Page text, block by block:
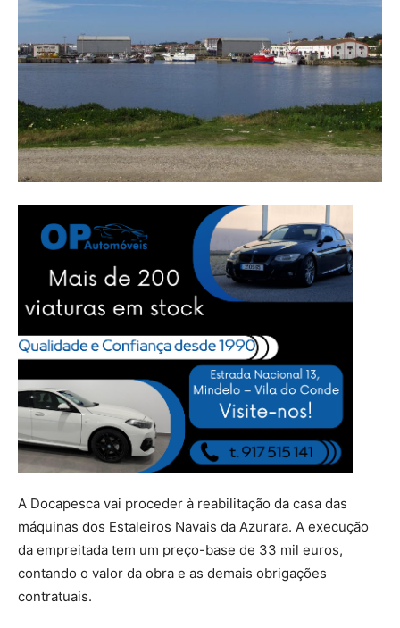
A Docapesca vai proceder à reabilitação da casa das
máquinas dos Estaleiros Navais da Azurara. A execução
da empreitada tem um preço-base de 33 mil euros,
contando o valor da obra e as demais obrigações
contratuais.